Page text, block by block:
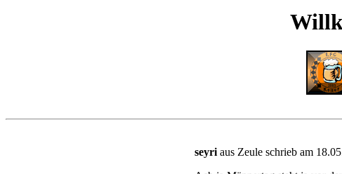
seyriaus Zeule schrieb am